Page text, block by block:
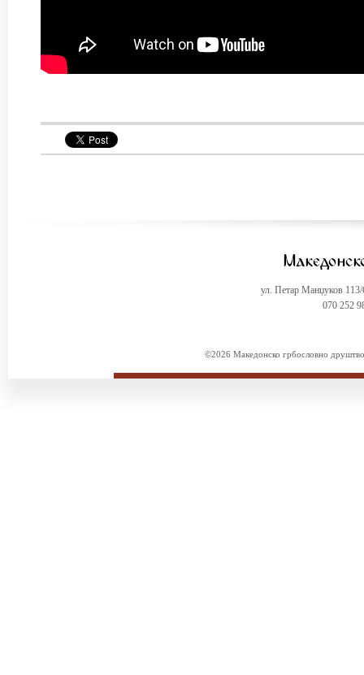
ул. Петар Манџуков
070 252
©2026 Македонско грбословно